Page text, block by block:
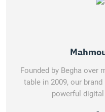
Founded by Begha over
table in 2009, our
powerful